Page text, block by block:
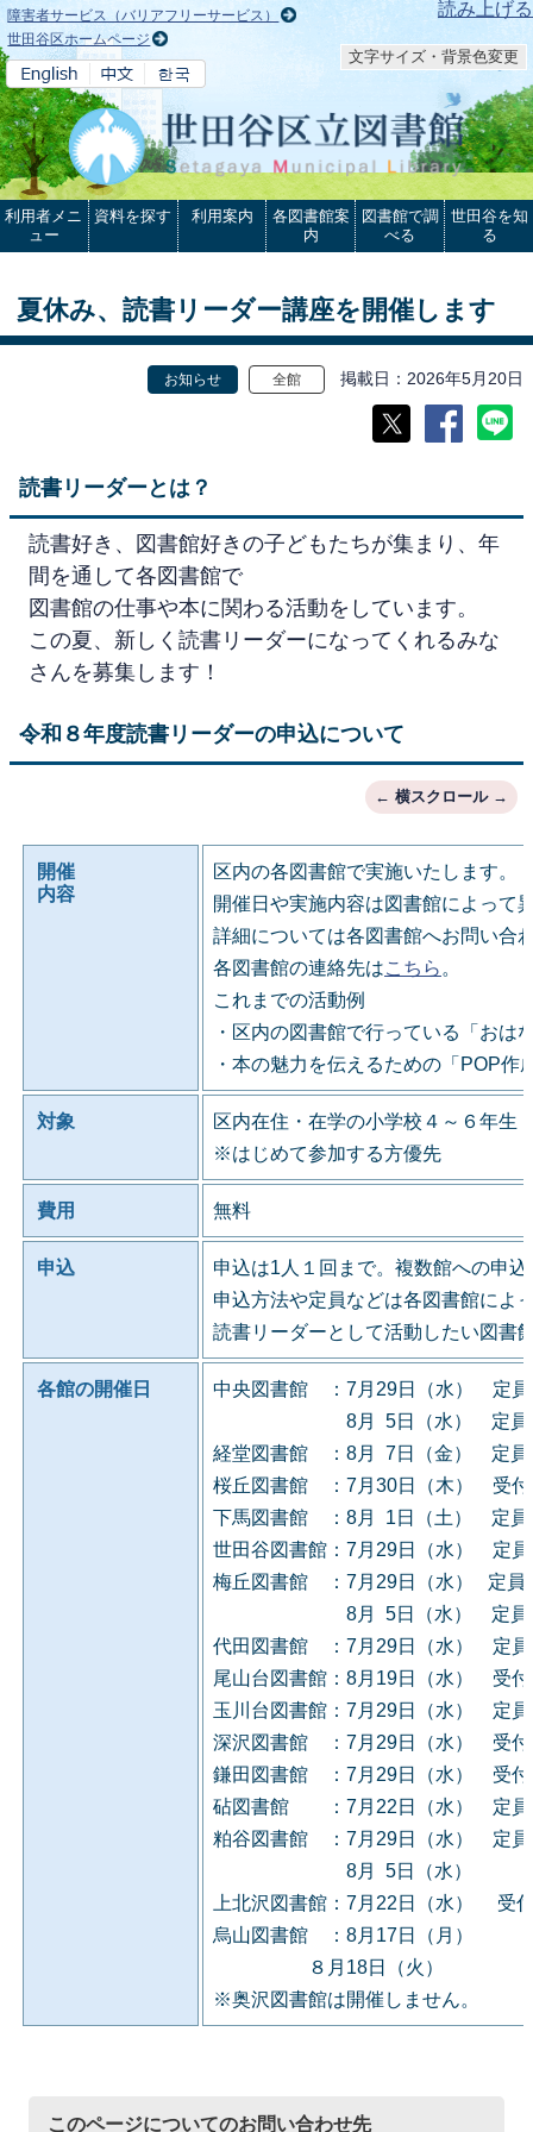
本文へ 読み上げる
障害者サービス（バリアフリーサービス）
世田谷区ホームページ
文字サイズ・背景色変更
利用者メニ
ュー
資料を探す 利用案内
各図書館案
内
図書館で調
べる
世田谷を知
る
夏休み、読書リーダー講座を開催します
お知らせ 全館 掲載日 2026年5月20日
読書リーダーとは？
読書好き、図書館好きの子どもたちが集まり、年
間を通して各図書館で
図書館の仕事や本に関わる活動をしています。
この夏、新しく読書リーダーになってくれるみな
さんを募集します！
令和８年度読書リーダーの申込について
開催
内容
区内の各図書館で実施いたします。
開催日や実施内容は図書館によって
詳細については各図書館へお問い合
各図書館の連絡先はこちら 。
これまでの活動例
・区内の図書館で行っている「おは
・本の魅力を伝えるための「POP
対象
区内在住・在学の小学校４～６年生
※はじめて参加する方優先
費用 無料
申込
申込は1人１回まで。複数館への申
申込方法や定員などは各図書館によ
読書リーダーとして活動したい図書
各館の開催日
中央図書館 ：7月29日（水） 定員
8月 5日（水） 定員に達
経堂図書館 ：8月 7日（金） 定員
桜丘図書館 ：7月30日（木） 受付
下馬図書館 ：8月 1日（土） 定員
世田谷図書館：7月29日（水） 定員
梅丘図書館 ：7月29日（水） 定員
8月 5日（水） 定員に達
代田図書館 ：7月29日（水） 定員
尾山台図書館：8月19日（水） 受
玉川台図書館：7月29日（水） 定員
深沢図書館 ：7月29日（水） 受付
鎌田図書館 ：7月29日（水） 受付
砧図書館 ：7月22日（水） 定員
粕谷図書館 ：7月29日（水） 定員
8月 5日（水）
上北沢図書館：7月22日（水） 受
烏山図書館 ：8月17日（月）
８月18日（火）
※奥沢図書館は開催しません。
このページについてのお問い合わせ先